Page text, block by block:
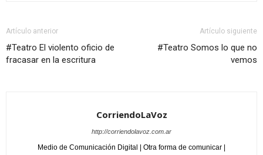
Artículo anterior
#Teatro El violento oficio de
fracasar en la escritura
Artículo siguiente
#Teatro Somos lo que no
vemos
CorriendoLaVoz
http://corriendolavoz.com.ar
Medio de Comunicación Digital | Otra forma de comunicar |